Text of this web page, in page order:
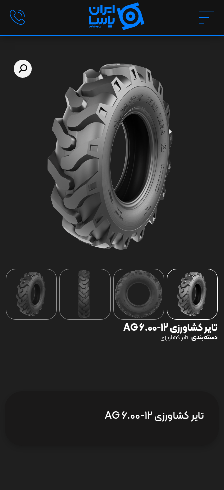
تایر کشاورزی AG 6.00-12
دسته‌بندی تایر کشاورزی
تایر کشاورزی AG 6.00-12